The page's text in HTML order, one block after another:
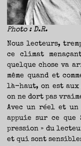
Photo : D.R.
Nous lecteurs,
ce climat
quelque chose va
même quand et
là-haut, on est
on ne dort pas
Avec un réel et un
appuie sur ce que
pression » du
et qui sont